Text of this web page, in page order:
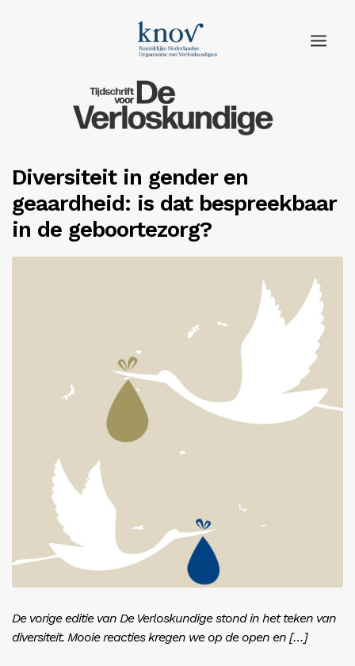
Edities
Diversiteit in gender en
geaardheid: is dat bespreekbaar
in de geboortezorg?
De vorige editie van De Verloskundige stond in het teken van
diversiteit. Mooie reacties kregen we op de open en […]